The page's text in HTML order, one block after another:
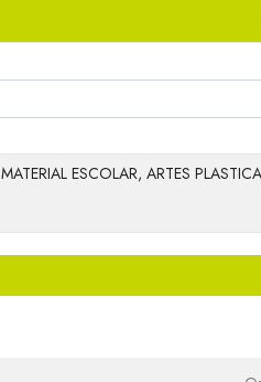
MATERIAL ESCOLAR, ARTES